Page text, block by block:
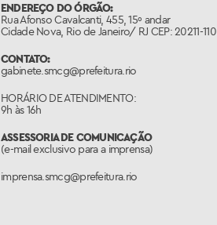
ENDEREÇO DO ÓRGÃO:
Rua Afonso Cavalcanti, 455, 15º andar
Cidade Nova, Rio de Janeiro/ RJ CEP: 20211-110
CONTATO:
gabinete.smcg@prefeitura.rio
HORÁRIO DE ATENDIMENTO:
9h às 16h
ASSESSORIA DE COMUNICAÇÃO
(e-mail exclusivo para a imprensa)
imprensa.smcg@prefeitura.rio